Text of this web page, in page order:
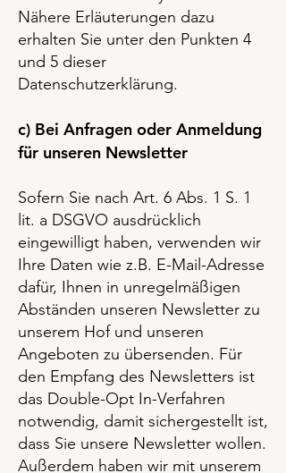
Nähere Erläuterungen dazu
erhalten Sie unter den Punkten 4
und 5 dieser
Datenschutzerklärung.
c) Bei Anfragen oder Anmeldung
für unseren Newsletter
Sofern Sie nach Art. 6 Abs. 1 S. 1
lit. a DSGVO ausdrücklich
eingewilligt haben, verwenden wir
Ihre Daten wie z.B. E-Mail-Adresse
dafür, Ihnen in unregelmäßigen
Abständen unseren Newsletter zu
unserem Hof und unseren
Angeboten zu übersenden. Für
den Empfang des Newsletters ist
das Double-Opt In-Verfahren
notwendig, damit sichergestellt ist,
dass Sie unsere Newsletter wollen.
Außerdem haben wir mit unserem